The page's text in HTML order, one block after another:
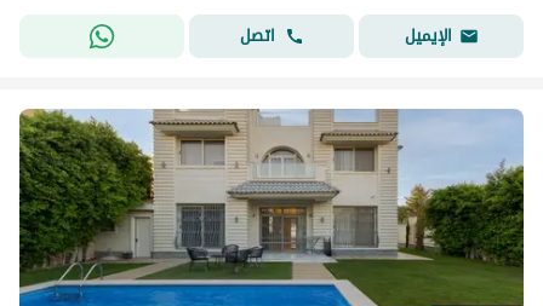
الإيميل
اتصل